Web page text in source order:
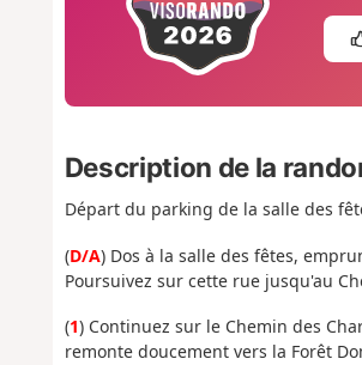
Description de la
Départ du parking de la salle des
(D/A) Dos à la salle des fêtes,
Poursuivez sur cette rue jusqu'au
(1) Continuez sur le Chemin des
remonte doucement vers la Forêt